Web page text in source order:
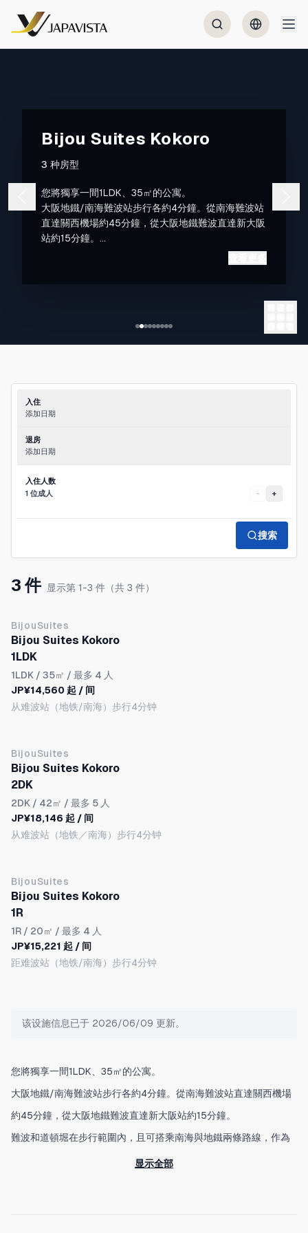
Bijou Suites Kokoro
3 种房型
您將獨享一間1LDK、35㎡的公寓。
大阪地鐵/南海難波站步行各約4分鐘。從南海難波站
直達關西機場約45分鐘，從大阪地鐵難波直達新大阪
站約15分鐘。
難波和道頓堀在步行範圍內，且可搭乘南海與地鐵兩
- 2DK，最多可入住5人
- 距离难波站步行4分钟
入住
添加日期
退房
添加日期
入住人数
1 位成人
- +
搜索
3 件 显示第 1-3 件（共 3 件）
BijouSuites
Bijou Suites Kokoro
1LDK
1LDK / 35㎡ / 最多 4 人
JP¥14,560 起 / 间
从难波站（地铁/南海）步行4分钟
BijouSuites
Bijou Suites Kokoro
2DK
2DK / 42㎡ / 最多 5 人
JP¥18,146 起 / 间
从难波站（地铁／南海）步行4分钟
BijouSuites
Bijou Suites Kokoro
1R
1R / 20㎡ / 最多 4 人
JP¥15,221 起 / 间
距难波站（地铁/南海）步行4分钟
该设施信息已于 2026/06/09 更新。
您將獨享一間1LDK、35㎡的公寓。
大阪地鐵/南海難波站步行各約4分鐘。從南海難波站直達關西機場
約45分鐘，從大阪地鐵難波直達新大阪站約15分鐘。
難波和道頓堀在步行範圍內，且可搭乘南海與地鐵兩條路線，作為
显示全部